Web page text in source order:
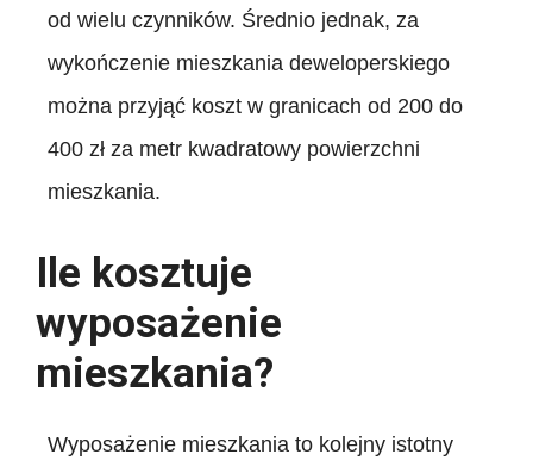
od wielu czynników. Średnio jednak, za
wykończenie mieszkania deweloperskiego
można przyjąć koszt w granicach od 200 do
400 zł za metr kwadratowy powierzchni
mieszkania.
Ile kosztuje
wyposażenie
mieszkania?
Wyposażenie mieszkania to kolejny istotny